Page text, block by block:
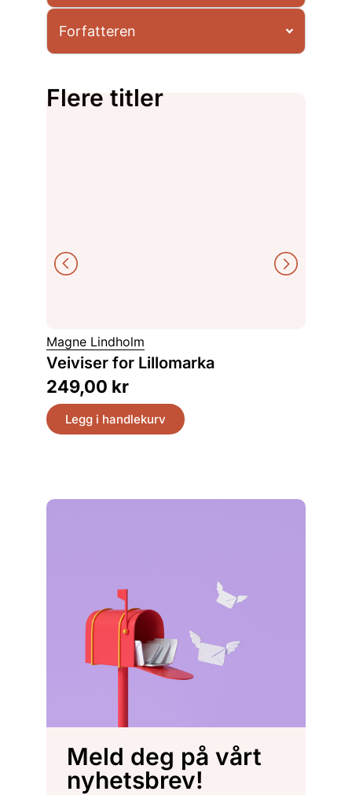
Forfatteren
Flere titler
Magne Lindholm
Veiviser for Lillomarka
249,00 kr
Legg i handlekurv
Meld deg på vårt
nyhetsbrev!